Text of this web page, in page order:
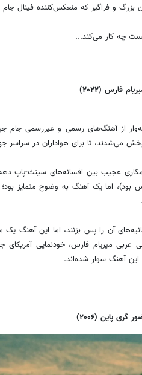
بزرگ و فراگیر که منعکس‌کننده فینال
چه کار می‌کند...
کاملاً دیوانه‌وار از آهنگ‌های رسمی و
می‌شدند، تا برای هواداران در سراسر
آن را پس بزنند، اما این آهنگ یک
میریام فارس، خودنمایی آمریکای
این آهنگ سوار شده‌اند.